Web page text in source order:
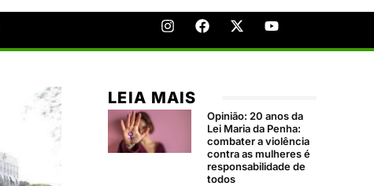
LEIA MAIS
Opinião: 20 anos da
Lei Maria da Penha:
combater a violência
contra as mulheres é
responsabilidade de
todos